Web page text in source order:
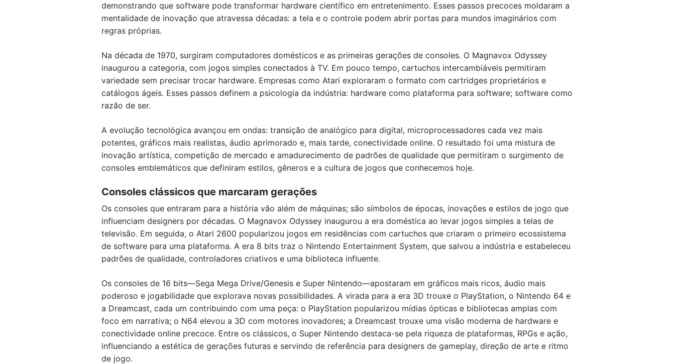
demonstrando que software pode transformar hardware científico em entretenimento. Esses passos precoces moldaram a
mentalidade de inovação que atravessa décadas: a tela e o controle podem abrir portas para mundos imaginários com
regras próprias.
Na década de 1970, surgiram computadores domésticos e as primeiras gerações de consoles. O Magnavox Odyssey
inaugurou a categoria, com jogos simples conectados à TV. Em pouco tempo, cartuchos intercambiáveis permitiram
variedade sem precisar trocar hardware. Empresas como Atari exploraram o formato com cartridges proprietários e
catálogos ágeis. Esses passos definem a psicologia da indústria: hardware como plataforma para software; software como
razão de ser.
A evolução tecnológica avançou em ondas: transição de analógico para digital, microprocessadores cada vez mais
potentes, gráficos mais realistas, áudio aprimorado e, mais tarde, conectividade online. O resultado foi uma mistura de
inovação artística, competição de mercado e amadurecimento de padrões de qualidade que permitiram o surgimento de
consoles emblemáticos que definiram estilos, gêneros e a cultura de jogos que conhecemos hoje.
Consoles clássicos que marcaram gerações
Os consoles que entraram para a história vão além de máquinas; são símbolos de épocas, inovações e estilos de jogo que
influenciam designers por décadas. O Magnavox Odyssey inaugurou a era doméstica ao levar jogos simples a telas de
televisão. Em seguida, o Atari 2600 popularizou jogos em residências com cartuchos que criaram o primeiro ecossistema
de software para uma plataforma. A era 8 bits traz o Nintendo Entertainment System, que salvou a indústria e estabeleceu
padrões de qualidade, controladores criativos e uma biblioteca influente.
Os consoles de 16 bits—Sega Mega Drive/Genesis e Super Nintendo—apostaram em gráficos mais ricos, áudio mais
poderoso e jogabilidade que explorava novas possibilidades. A virada para a era 3D trouxe o PlayStation, o Nintendo 64 e
a Dreamcast, cada um contribuindo com uma peça: o PlayStation popularizou mídias ópticas e bibliotecas amplas com
foco em narrativa; o N64 elevou a 3D com motores inovadores; a Dreamcast trouxe uma visão moderna de hardware e
conectividade online precoce. Entre os clássicos, o Super Nintendo destaca-se pela riqueza de plataformas, RPGs e ação,
influenciando a estética de gerações futuras e servindo de referência para designers de gameplay, direção de arte e ritmo
de jogo.